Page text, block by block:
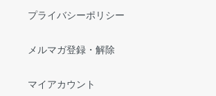
プライバシーポリシー
メルマガ登録・解除
マイアカウント